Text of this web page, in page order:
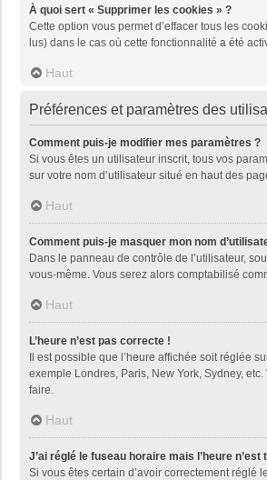
À quoi sert « Supprimer les cookies » ?
Cette option vous permet d’effacer tous les
lus) dans le cas où cette fonctionnalité a été
Haut
Préférences et paramètres des
Comment puis-je modifier mes paramètres ?
Si vous êtes un utilisateur inscrit, tous vos
sur votre nom d’utilisateur situé en haut des
Haut
Comment puis-je masquer mon nom
Dans le panneau de contrôle de l’utilisateur,
vous-même. Vous serez alors comptabilisé
Haut
L’heure n’est pas correcte !
Il est possible que l’heure affichée soit réglée
exemple Londres, Paris, New York, Sydney,
faire.
Haut
J’ai réglé le fuseau horaire mais l’heure
Si vous êtes certain d’avoir correctement réglé